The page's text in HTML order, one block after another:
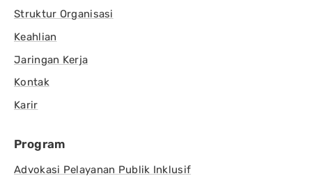
Struktur Organisasi
Keahlian
Jaringan Kerja
Kontak
Karir
Program
Advokasi Pelayanan Publik Inklusif